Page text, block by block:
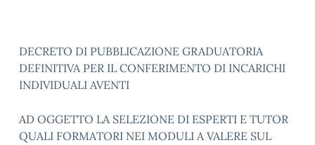
DECRETO DI PUBBLICAZIONE GRADUATORIA
DEFINITIVA PER IL CONFERIMENTO DI INCARICHI
INDIVIDUALI AVENTI
AD OGGETTO LA SELEZIONE DI ESPERTI E TUTOR
QUALI FORMATORI NEI MODULI A VALERE SUL